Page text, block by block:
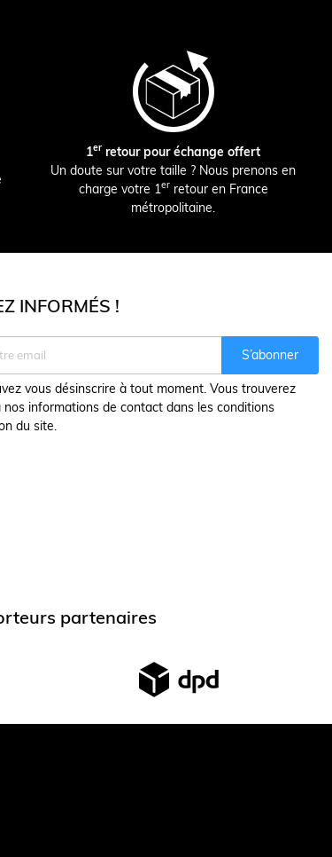
1er retour pour échange offert
Un doute sur votre taille ? Nous prenons en
charge votre 1erretour en France
métropolitaine.
INFORMÉS !
S’abonner
vous désinscrire à tout moment. Vous trouverez
nos informations de contact dans les conditions
du site.
partenaires